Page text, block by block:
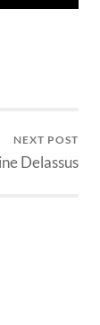
NEXT POST
Delassus